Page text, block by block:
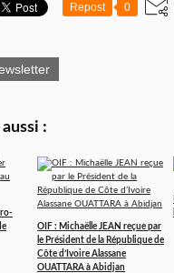
Repost 0
:
OIF : Michaëlle JEAN reçue par
le Président de la République de
Côte d’Ivoire Alassane
OUATTARA à Abidjan